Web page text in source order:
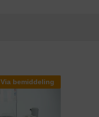
Via bemiddeling